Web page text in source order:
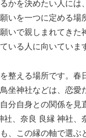
かを決めたい人には
いを一つに定める場
いで親しまれてきた
いる人に向いていま
整える場所です。春
坐神社などは、恋愛
分自身との関係を見
社、奈良 良縁 神社、
、この縁の軸で選ぶ